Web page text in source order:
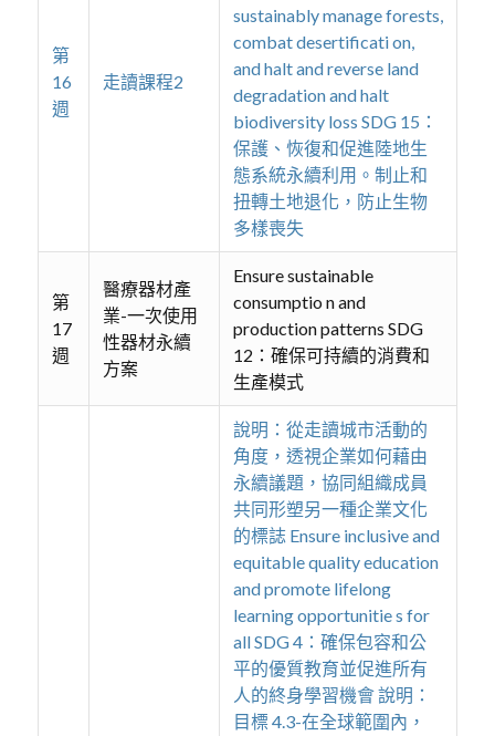
第
16
週
走讀課程2
sustainably manage forests,
combat desertificati on,
and halt and reverse land
degradation and halt
biodiversity loss SDG 15：
保護、恢復和促進陸地生
態系統永續利用。制止和
扭轉土地退化，防止生物
多樣喪失
第
17
週
醫療器材產
業-一次使用
性器材永續
方案
Ensure sustainable
consumptio n and
production patterns SDG
12：確保可持續的消費和
生產模式
說明：從走讀城市活動的
角度，透視企業如何藉由
永續議題，協同組織成員
共同形塑另一種企業文化
的標誌 Ensure inclusive and
equitable quality education
and promote lifelong
learning opportunitie s for
all SDG 4：確保包容和公
平的優質教育並促進所有
人的終身學習機會 說明：
目標 4.3-在全球範圍內，